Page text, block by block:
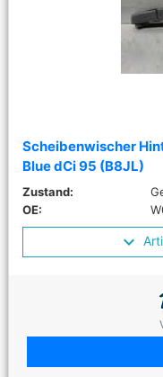
Scheibenwischer
Blue dCi 95 (B8JL)
Zustand:
OE: